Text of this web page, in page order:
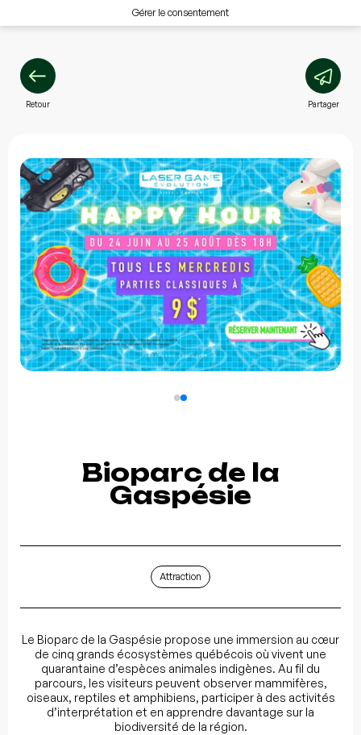
Gérer le consentement
Retour Partager
Bioparc de la
Gaspésie
Attraction
Le Bioparc de la Gaspésie propose une immersion au cœur
de cinq grands écosystèmes québécois où vivent une
quarantaine d’espèces animales indigènes. Au fil du
parcours, les visiteurs peuvent observer mammifères,
oiseaux, reptiles et amphibiens, participer à des activités
d’interprétation et en apprendre davantage sur la
biodiversité de la région.